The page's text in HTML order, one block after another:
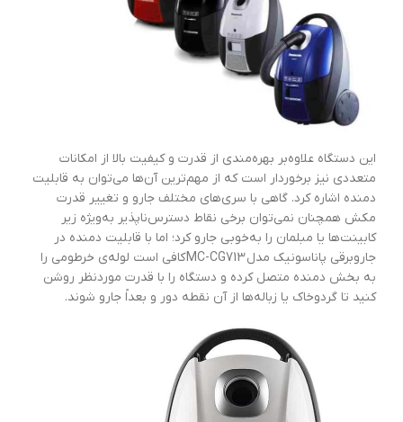
این دستگاه علاوه‌بر بهره‌مندی از قدرت و کیفیت بالا از امکانات
متعددی نیز برخوردار است که از مهم‌ترین آن‌ها می‌توان به قابلیت
دمنده اشاره کرد. گاهی با سری‌های مختلف جارو و تغییر قدرت
مکش همچنان نمی‌توان برخی نقاط دسترس‌ناپذیر به‌ویژه زیر
کابینت‌ها یا مبلمان را به‌خوبی جارو کرد؛ اما با قابلیت دمنده در
جاروبرقی پاناسونیک مدل MC-CG713 کافی است لوله‌ی خرطومی را
به بخش دمنده متصل کرده و دستگاه را با قدرت موردنظر روشن
کنید تا گردوخاک یا زباله‌ها از آن نقطه دور و بعداً جارو شوند.